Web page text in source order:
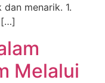
menarik. 1.
[…]
Melalui